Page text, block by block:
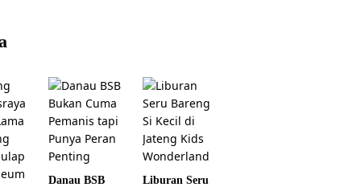
Danau BSB
Liburan Seru